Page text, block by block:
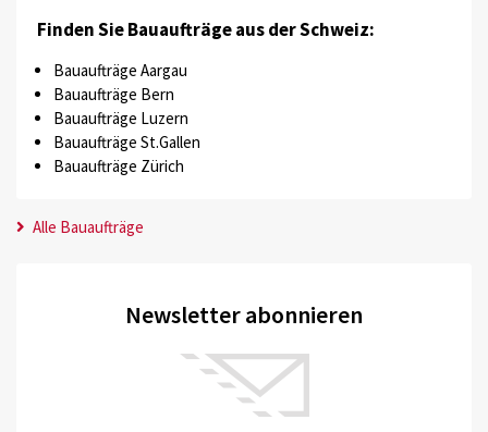
Finden Sie Bauaufträge aus der Schweiz:
Bauaufträge Aargau
Bauaufträge Bern
Bauaufträge Luzern
Bauaufträge St.Gallen
Bauaufträge Zürich
Alle Bauaufträge
Newsletter abonnieren